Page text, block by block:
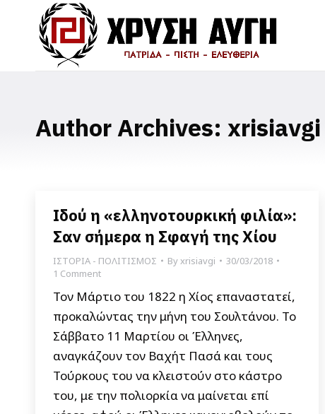
Author Archives: xrisiavgi
Ιδού η «ελληνοτουρκική φιλία»:
Σαν σήμερα η Σφαγή της Χίου
ΙΣΤΟΡΙΑ - ΠΟΛΙΤΙΣΜΟΣ Byxrisiavgi
30/03/2018
1 Comment
Τον Μάρτιο του 1822 η Χίος επαναστατεί,
προκαλώντας την μήνη του Σουλτάνου. Το
Σάββατο 11 Μαρτίου οι Έλληνες,
αναγκάζουν τον Βαχήτ Πασά και τους
Τούρκους του να κλειστούν στο κάστρο
του, με την πολιορκία να μαίνεται επί